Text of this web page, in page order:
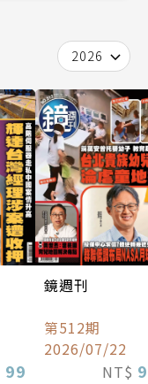
2026
99
鏡週刊
第512期
2026/07/22
NT$